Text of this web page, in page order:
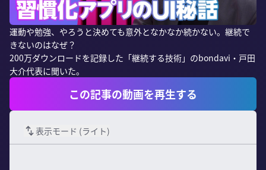
運動や勉強、やろうと決めても意外となかなか続かない。継続で
きないのはなぜ？
200万ダウンロードを記録した「継続する技術」のbondavi・戸田
大介代表に聞いた。
この記事の動画を再生する
表示モード (ライト)